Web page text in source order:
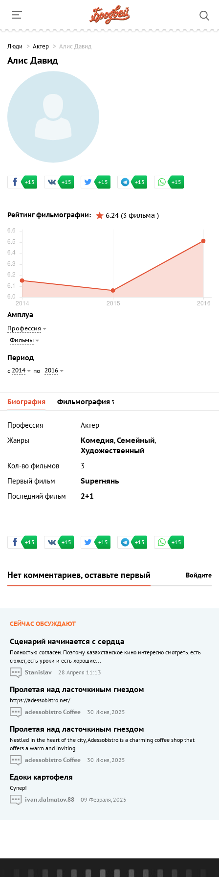
Люди Актер Алис Давид
Алис Давид
+15 +15 +15 +15 +15
Рейтинг фильмографии: 6.24 (3 фильма )
Амплуа
Профессия
Фильмы
Период
с 2014 по 2016
Биография Фильмография 3
Профессия
Актер
Жанры
Комедия,Семейный,
Художественный
Кол-во фильмов
3
Первый фильм
Superнянь
Последний фильм
2+1
+15 +15 +15 +15 +15
Нет комментариев, оставьте первый Войдите
СЕЙЧАС ОБСУЖДАЮТ
Сценарий начинается с сердца
Полностью согласен. Поэтому казахстанское кино интересно смотреть, есть
сюжет, есть уроки и есть хорошие...
Stanislav
28 Апреля 11:13
Пролетая над ласточкиным гнездом
https://adessobistro.net/
adessobistro Coffee
30 Июня, 2025
Пролетая над ласточкиным гнездом
Nestled in the heart of the city, Adessobistro is a charming coffee shop that
offers a warm and inviting...
adessobistro Coffee
30 Июня, 2025
Едоки картофеля
Cупер!
ivan.dalmatov.88
09 Февраля, 2025